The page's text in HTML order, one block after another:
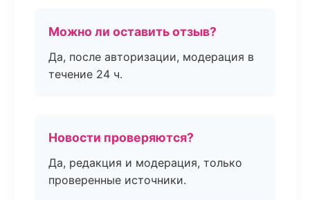
Можно ли оставить отзыв?
Да, после авторизации, модерация в
течение 24 ч.
Новости проверяются?
Да, редакция и модерация, только
проверенные источники.